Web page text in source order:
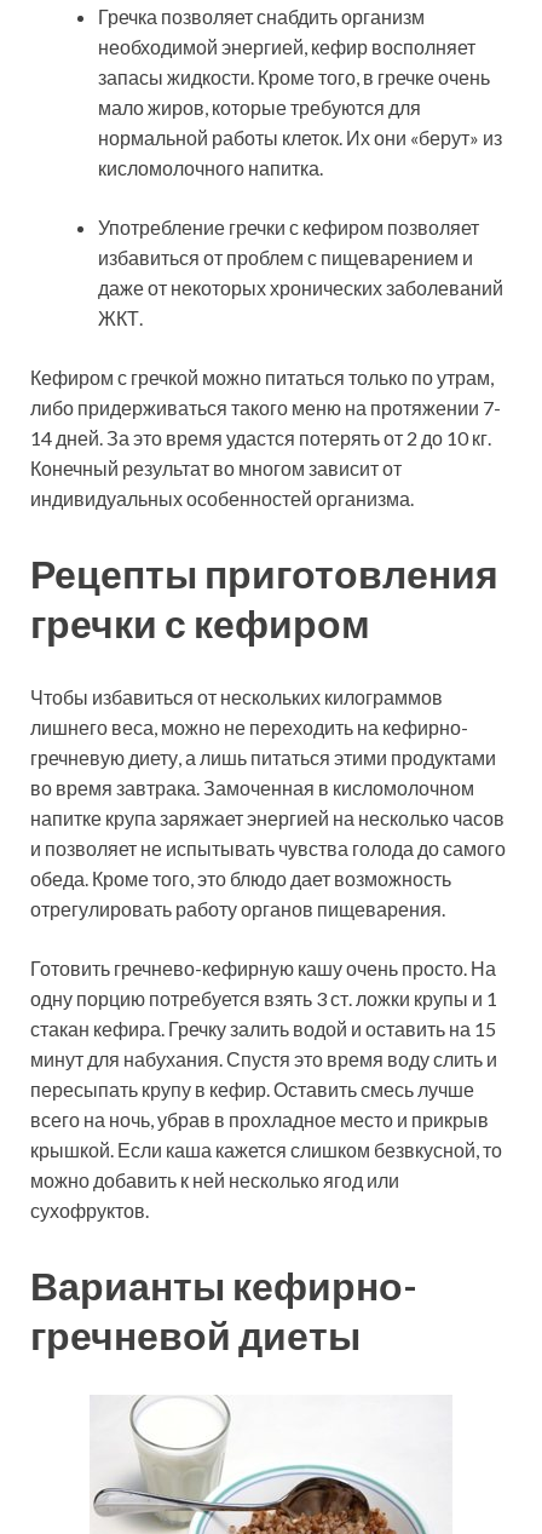
Гречка позволяет снабдить организм
необходимой энергией, кефир восполняет
запасы жидкости. Кроме того, в гречке очень
мало жиров, которые требуются для
нормальной работы клеток. Их они «берут» из
кисломолочного напитка.
Употребление гречки с кефиром позволяет
избавиться от проблем с пищеварением и
даже от некоторых хронических заболеваний
ЖКТ.
Кефиром с гречкой можно питаться только по утрам,
либо придерживаться такого меню на протяжении 7-
14 дней. За это время удастся потерять от 2 до 10 кг.
Конечный результат во многом зависит от
индивидуальных особенностей организма.
Рецепты приготовления
гречки с кефиром
Чтобы избавиться от нескольких килограммов
лишнего веса, можно не переходить на кефирно-
гречневую диету, а лишь питаться этими продуктами
во время завтрака. Замоченная в кисломолочном
напитке крупа заряжает энергией на несколько часов
и позволяет не испытывать чувства голода до самого
обеда. Кроме того, это блюдо дает возможность
отрегулировать работу органов пищеварения.
Готовить гречнево-кефирную кашу очень просто. На
одну порцию потребуется взять 3 ст. ложки крупы и 1
стакан кефира. Гречку залить водой и оставить на 15
минут для набухания. Спустя это время воду слить и
пересыпать крупу в кефир. Оставить смесь лучше
всего на ночь, убрав в прохладное место и прикрыв
крышкой. Если каша кажется слишком безвкусной, то
можно добавить к ней несколько ягод или
сухофруктов.
Варианты кефирно-
гречневой диеты